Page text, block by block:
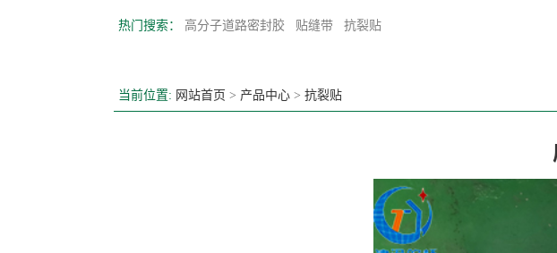
热门搜索： 高分子道路密封胶 贴缝带 抗裂贴
当前位置: 网站首页 > 产品中心 > 抗裂贴